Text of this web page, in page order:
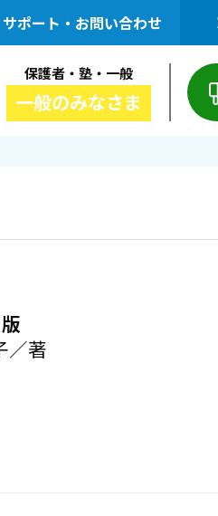
サポート・お問い合わせ
保護者・塾・一般
一般のみなさま
著